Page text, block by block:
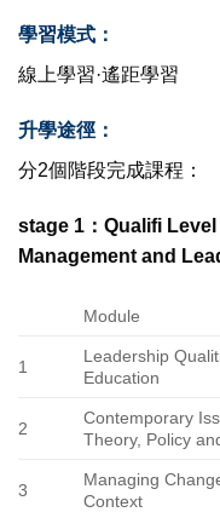
學習模式：
線上學習·遙距學習
升學途徑：
分2個階段完成課程：
stage 1：Qualifi
Management and
Module
1
Leadership
Education
2
Contemporary
Theory, Policy
3
Managing
Context